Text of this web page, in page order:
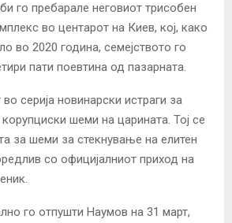
го пребарале неговиот трисобен
во центарот на Киев, кој, како
во 2020 година, семејството го
пати поевтина од пазарната.
серија новинарски истраги за
шеми на царината. Тој се
за шеми за стекнување на елитен
со официјалниот приход на
го отпушти Наумов на 31 март,